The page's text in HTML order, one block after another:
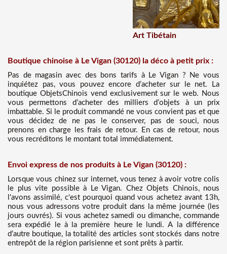
Art Tibétain
Boutique chinoise à Le Vigan (30120) la déco à petit prix :
Pas de magasin avec des bons tarifs à Le Vigan ? Ne vous
inquiétez pas, vous pouvez encore d’acheter sur le net. La
boutique ObjetsChinois vend exclusivement sur le web. Nous
vous permettons d’acheter des milliers d’objets à un prix
imbattable. Si le produit commandé ne vous convient pas et que
vous décidez de ne pas le conserver, pas de souci, nous
prenons en charge les frais de retour. En cas de retour, nous
vous recréditons le montant total immédiatement.
Envoi express de nos produits à Le Vigan (30120) :
Lorsque vous chinez sur internet, vous tenez à avoir votre colis
le plus vite possible à Le Vigan. Chez Objets Chinois, nous
l'avons assimilé, c'est pourquoi quand vous achetez avant 13h,
nous vous adressons votre produit dans la même journée (les
jours ouvrés). Si vous achetez samedi ou dimanche, commande
sera expédié le à la première heure le lundi. A la différence
d’autre boutique, la totalité des articles sont stockés dans notre
entrepôt de la région parisienne et sont prêts à partir.